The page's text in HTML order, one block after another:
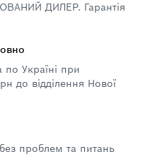
ДИЛЕР. Гарантія
по Україні при
до відділення Нової
проблем та питань